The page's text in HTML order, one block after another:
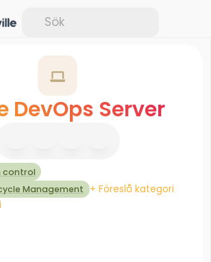
DevOps Server
control
Management + Föreslå kategori